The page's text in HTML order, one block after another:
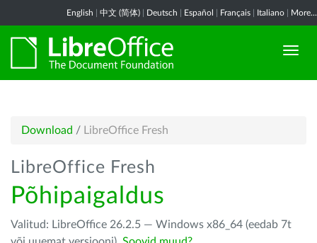
English 中文 (简体) Deutsch Español Français Italiano More...
Download / LibreOffice Fresh
LibreOffice Fresh
Põhipaigaldus
Valitud: LibreOffice 26.2.5 — Windows x86_64 (eedab 7t